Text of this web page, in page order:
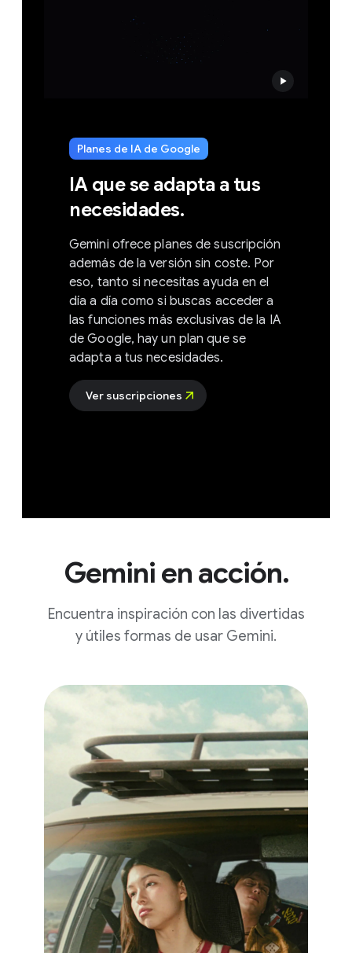
Planes de IA de Google
IA que se adapta a tus
necesidades.
Gemini ofrece planes de suscripción
además de la versión sin coste. Por
eso, tanto si necesitas ayuda en el
día a día como si buscas acceder a
las funciones más exclusivas de la IA
de Google, hay un plan que se
adapta a tus necesidades.
Ver suscripciones
Gemini en acción.
Encuentra inspiración con las divertidas
y útiles formas de usar Gemini.